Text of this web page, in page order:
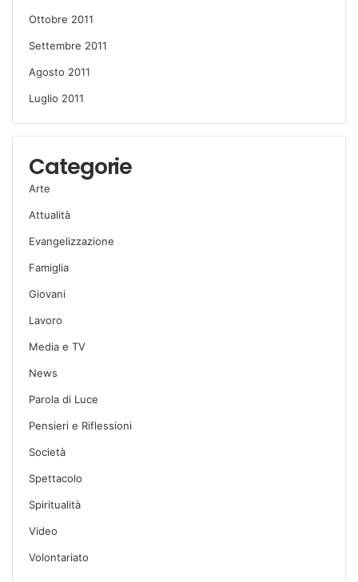
Ottobre 2011
Settembre 2011
Agosto 2011
Luglio 2011
Categorie
Arte
Attualità
Evangelizzazione
Famiglia
Giovani
Lavoro
Media e TV
News
Parola di Luce
Pensieri e Riflessioni
Società
Spettacolo
Spiritualità
Video
Volontariato